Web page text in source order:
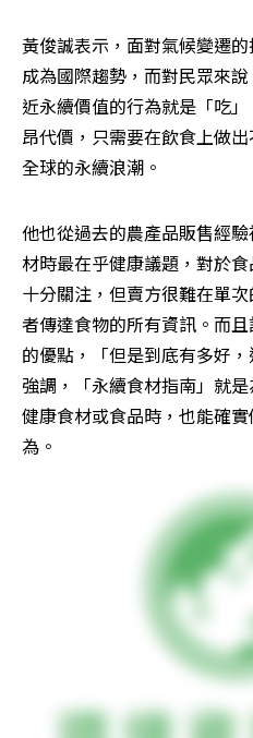
黃俊誠表示，面對氣候變遷
成為國際趨勢，而對民眾來
近永續價值的行為就是「吃
昂代價，只需要在飲食上做
全球的永續浪潮。
他也從過去的農產品販售經
材時最在乎健康議題，對於
十分關注，但賣方很難在單
者傳達食物的所有資訊。而
的優點，「但是到底有多好
強調，「永續食材指南」就
健康食材或食品時，也能確
為。